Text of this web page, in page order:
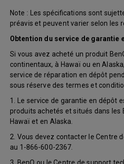
Note : Les spécifications sont
préavis et peuvent varier selon les
Obtention du service de garantie
Si vous avez acheté un produit
continentaux, à Hawaï ou en
service de réparation en dépôt
sous réserve des termes et
1. Le service de garantie en dépôt
produits achetés et situés dans les
Hawaï et en Alaska.
2. Vous devez contacter le Centre
au 1-866-600-2367.